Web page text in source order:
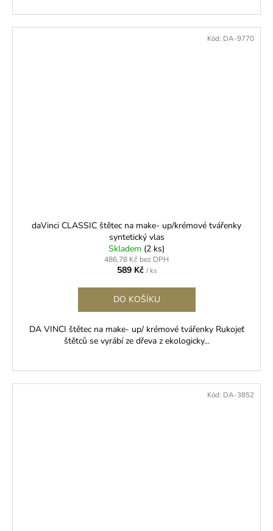
daVinci CLASSIC štětec na make- up/krémové tvářenky
syntetický vlas
Skladem (2 ks)
486,78 Kč bez DPH
589 Kč / ks
DO KOŠÍKU
DA VINCI štětec na make- up/ krémové tvářenky Rukojeť
štětců se vyrábí ze dřeva z ekologicky...
Kód: DA-9770
Kód: DA-3852